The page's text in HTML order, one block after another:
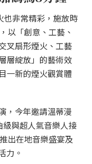
也非常精彩，施放時
以「創意、工藝、
叉扇形煙火、工藝
層綻放」的藝術效
一新的煙火觀賞體
，今年邀請溫蒂漫
與超人氣音樂人接
出在地音樂盛宴及
力。